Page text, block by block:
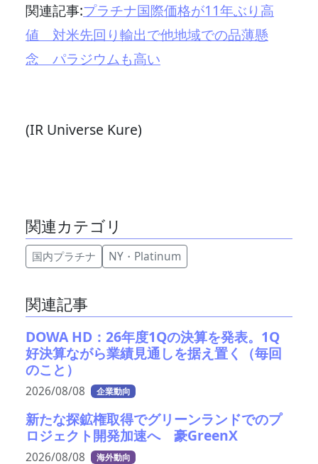
関連記事:プラチナ国際価格が11年ぶり高
値 対米先回り輸出で他地域での品薄懸
念 パラジウムも高い
(IR Universe Kure)
関連カテゴリ
国内プラチナ NY・Platinum
関連記事
DOWA HD：26年度1Qの決算を発表。1Q
好決算ながら業績見通しを据え置く（毎回
のこと）
2026/08/08 企業動向
新たな探鉱権取得でグリーンランドでのプ
ロジェクト開発加速へ 豪GreenX
2026/08/08 海外動向